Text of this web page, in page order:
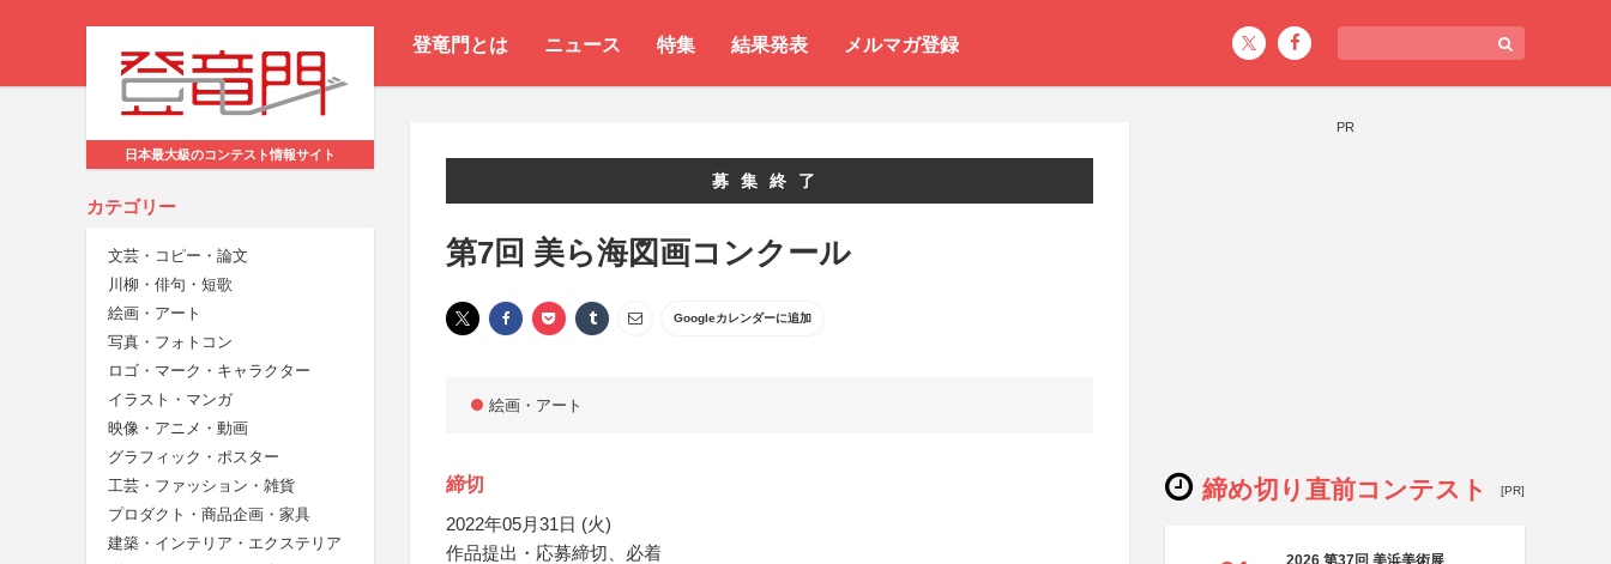
登竜門とは ニュース 特集 結果発表 メルマガ登録
日本最大級のコンテスト情報サイト
カテゴリー
文芸・コピー・論文
川柳・俳句・短歌
絵画・アート
写真・フォトコン
ロゴ・マーク・キャラクター
イラスト・マンガ
映像・アニメ・動画
グラフィック・ポスター
工芸・ファッション・雑貨
プロダクト・商品企画・家具
建築・インテリア・エクステリア
募集終了
第7回 美ら海図画コンクール
Googleカレンダーに追加
絵画・アート
締切
2022年05月31日 (火)
作品提出・応募締切、必着
PR
締め切り直前コンテスト [PR]
2026 第37回 美浜美術展